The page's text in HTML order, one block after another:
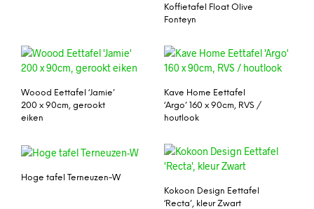
Koffietafel Float Olive
Fonteyn
Woood Eettafel ‘Jamie’
200 x 90cm, gerookt
eiken
Kave Home Eettafel
‘Argo’ 160 x 90cm, RVS /
houtlook
Hoge tafel Terneuzen-W
Kokoon Design Eettafel
‘Recta’, kleur Zwart